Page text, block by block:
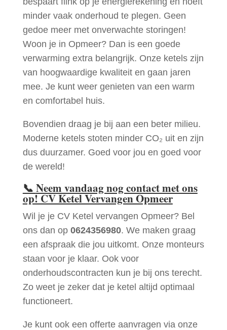
minder vaak onderhoud te plegen. Geen
gedoe meer met onverwachte storingen!
Woon je in Opmeer? Dan is een goede
verwarming extra belangrijk. Onze ketels zijn
van hoogwaardige kwaliteit en gaan jaren
mee. Je kunt weer genieten van een warm
en comfortabel huis.
Bovendien draag je bij aan een beter milieu.
Moderne ketels stoten minder CO₂ uit en zijn
dus duurzamer. Goed voor jou en goed voor
de wereld!
📞 Neem vandaag nog contact met ons
op! CV Ketel Vervangen Opmeer
Wil je je CV Ketel vervangen Opmeer? Bel
ons dan op 0624356980. We maken graag
een afspraak die jou uitkomt. Onze monteurs
staan voor je klaar. Ook voor
onderhoudscontracten kun je bij ons terecht.
Zo weet je zeker dat je ketel altijd optimaal
functioneert.
Je kunt ook een offerte aanvragen via onze